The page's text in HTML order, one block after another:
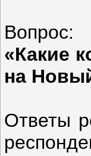
Вопрос:
«Какие
на
Ответы